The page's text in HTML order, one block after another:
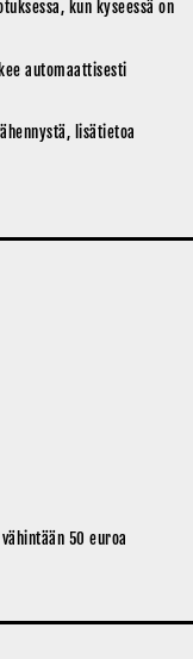
kun kyseessä on
automaattisesti
lisätietoa
50 euroa